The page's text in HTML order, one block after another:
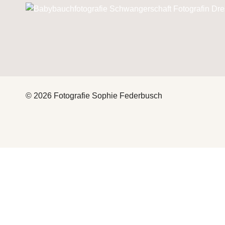
© 2026 Fotografie Sophie Federbusch